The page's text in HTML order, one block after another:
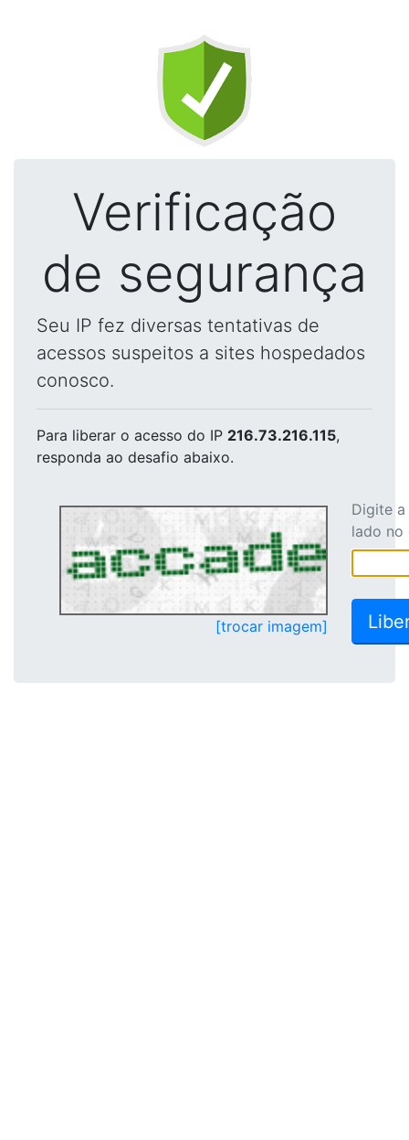
Verificação
de segurança
Seu IP fez diversas tentativas de
acessos suspeitos a sites hospedados
conosco.
Para liberar o acesso do IP 216.73.216.115,
responda ao desafio abaixo.
[trocar imagem]
Digite
lado no